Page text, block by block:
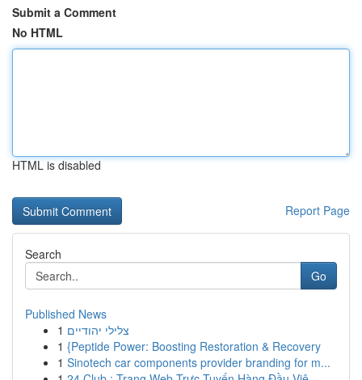
Submit a Comment
No HTML
HTML is disabled
Report Page
Search
Go
Published News
1 צלילי יהודיים
1 {Peptide Power: Boosting Restoration & Recovery
1 Sinotech car components provider branding for m...